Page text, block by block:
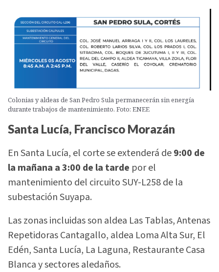
Colonias y aldeas de San Pedro Sula permanecerán sin energía
durante trabajos de mantenimiento. Foto: ENEE
Santa Lucía, Francisco Morazán
En Santa Lucía, el corte se extenderá de9:00 de
la mañana a 3:00 de la tarde por el
mantenimiento del circuito SUY-L258 de la
subestación Suyapa.
Las zonas incluidas son aldea Las Tablas, Antenas
Repetidoras Cantagallo, aldea Loma Alta Sur, El
Edén, Santa Lucía, La Laguna, Restaurante Casa
Blanca y sectores aledaños.